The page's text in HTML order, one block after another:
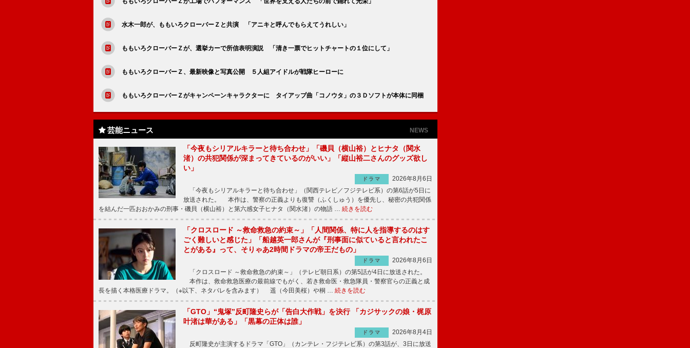
水木一郎が、ももいろクローバーＺと共演 「アニキと呼んでもらえてうれしい」
ももいろクローバーＺが、選挙カーで所信表明演説 「清き一票でヒットチャートの１位にして」
ももいろクローバーＺ、最新映像と写真公開 ５人組アイドルが戦隊ヒーローに
ももいろクローバーＺがキャンペーンキャラクターに タイアップ曲「コノウタ」の３Ｄソフトが本体に同梱
芸能ニュース NEWS
「今夜もシリアルキラーと待ち合わせ」「磯貝（横山裕）とヒナタ（関水
渚）の共犯関係が深まってきているのがいい」「縦山裕二さんのグッズ欲し
い」
ドラマ
2026年8月6日
「今夜もシリアルキラーと待ち合わせ」（関西テレビ／フジテレビ系）の第6話が5日に
放送された。 本作は、警察の正義よりも復讐（ふくしゅう）を優先し、秘密の共犯関係
を結んだ一匹おおかみの刑事・磯貝（横山裕）と第六感女子ヒナタ（関水渚）の物語 … 続きを読む
「クロスロード ～救命救急の約束～」「人間関係、特に人を指導するのはす
ごく難しいと感じた」「船越英一郎さんが『刑事面に似ていると言われたこ
とがある』って、そりゃあ2時間ドラマの帝王だもの」
ドラマ
2026年8月6日
「クロスロード ～救命救急の約束～」（テレビ朝日系）の第5話が4日に放送された。
本作は、救命救急医療の最前線でもがく、若き救命医・救急隊員・警察官らの正義と成
長を描く本格医療ドラマ。（※以下、ネタバレを含みます） 遥（今田美桜）や桐 … 続きを読む
「GTO」“鬼塚”反町隆史らが「告白大作戦」を決行 「カジサックの娘・梶原
叶渚は華がある」「黒幕の正体は誰」
ドラマ
2026年8月4日
反町隆史が主演するドラマ「GTO」（カンテレ・フジテレビ系）の第3話が、3日に放送